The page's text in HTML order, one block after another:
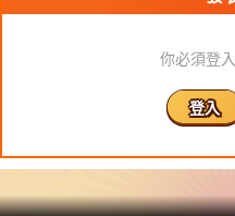
你必須登
登入